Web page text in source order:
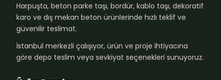
Harpuşta, beton parke taşı, bordür, kablo taşı, dekoratif
karo ve dış mekan beton ürünlerinde hızlı teklif ve
güvenilir teslimat.
İstanbul merkezli çalışıyor, ürün ve proje ihtiyacına
göre depo teslim veya sevkiyat seçenekleri sunuyoruz.